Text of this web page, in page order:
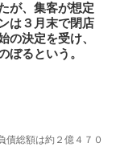
が、集客が想定
は３月末で閉店
の決定を受け、
ぼるという。
債総額は約２億４７０